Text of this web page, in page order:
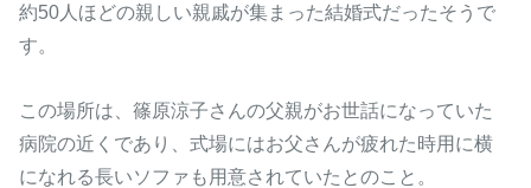
約50人ほどの親しい親戚が集まった結婚式だったそうで
す。
この場所は、篠原涼子さんの父親がお世話になっていた
病院の近くであり、式場にはお父さんが疲れた時用に横
になれる長いソファも用意されていたとのこと。